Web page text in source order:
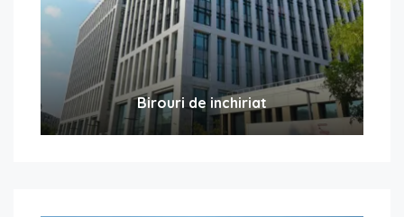
Birouri de inchiriat